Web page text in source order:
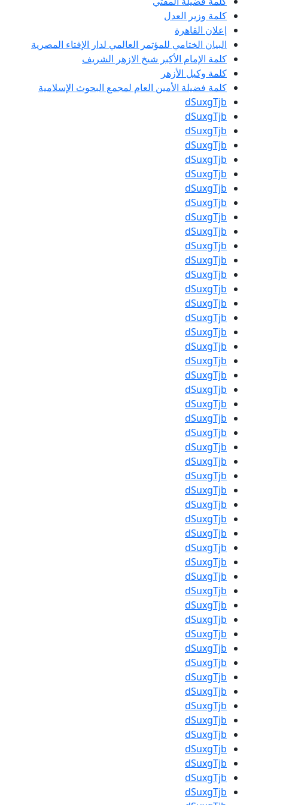
كلمة وزير العدل
إعلان القاهرة
البيان الختامي للمؤتمر العالمي لدار الإفتاء المصرية
كلمة الإمام الأكبر شيخ الازهر الشريف
كلمة وكيل الأزهر
كلمة فضيلة الأمين العام لمجمع البحوث الإسلامية
dSuxgTjb
dSuxgTjb
dSuxgTjb
dSuxgTjb
dSuxgTjb
dSuxgTjb
dSuxgTjb
dSuxgTjb
dSuxgTjb
dSuxgTjb
dSuxgTjb
dSuxgTjb
dSuxgTjb
dSuxgTjb
dSuxgTjb
dSuxgTjb
dSuxgTjb
dSuxgTjb
dSuxgTjb
dSuxgTjb
dSuxgTjb
dSuxgTjb
dSuxgTjb
dSuxgTjb
dSuxgTjb
dSuxgTjb
dSuxgTjb
dSuxgTjb
dSuxgTjb
dSuxgTjb
dSuxgTjb
dSuxgTjb
dSuxgTjb
dSuxgTjb
dSuxgTjb
dSuxgTjb
dSuxgTjb
dSuxgTjb
dSuxgTjb
dSuxgTjb
dSuxgTjb
dSuxgTjb
dSuxgTjb
dSuxgTjb
dSuxgTjb
dSuxgTjb
dSuxgTjb
dSuxgTjb
dSuxgTjb